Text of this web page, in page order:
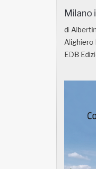
Milano
di
Alighiero
EDB